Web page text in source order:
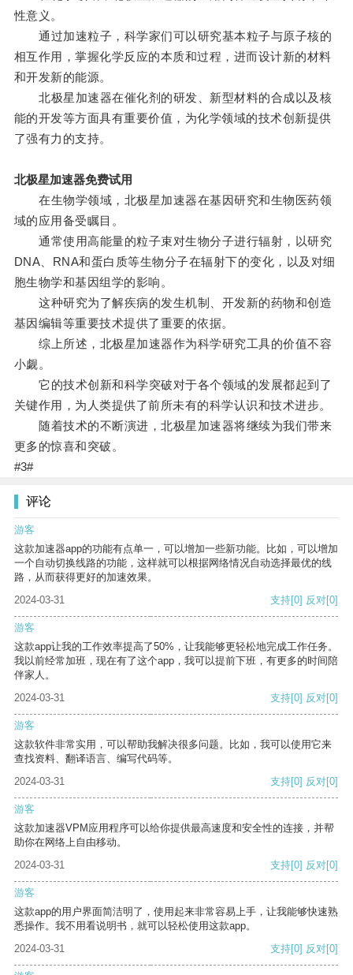
性意义。
通过加速粒子，科学家们可以研究基本粒子与原子核的
相互作用，掌握化学反应的本质和过程，进而设计新的材料
和开发新的能源。
北极星加速器在催化剂的研发、新型材料的合成以及核
能的开发等方面具有重要价值，为化学领域的技术创新提供
了强有力的支持。
北极星加速器免费试用
在生物学领域，北极星加速器在基因研究和生物医药领
域的应用备受瞩目。
通常使用高能量的粒子束对生物分子进行辐射，以研究
DNA、RNA和蛋白质等生物分子在辐射下的变化，以及对细
胞生物学和基因组学的影响。
这种研究为了解疾病的发生机制、开发新的药物和创造
基因编辑等重要技术提供了重要的依据。
综上所述，北极星加速器作为科学研究工具的价值不容
小觑。
它的技术创新和科学突破对于各个领域的发展都起到了
关键作用，为人类提供了前所未有的科学认识和技术进步。
随着技术的不断演进，北极星加速器将继续为我们带来
更多的惊喜和突破。
#3#
评论
游客
这款加速器app的功能有点单一，可以增加一些新功能。比如，可以增加
一个自动切换线路的功能，这样就可以根据网络情况自动选择最优的线
路，从而获得更好的加速效果。
2024-03-31
支持[0] 反对[0]
游客
这款app让我的工作效率提高了50%，让我能够更轻松地完成工作任务。
我以前经常加班，现在有了这个app，我可以提前下班，有更多的时间陪
伴家人。
2024-03-31
支持[0] 反对[0]
游客
这款软件非常实用，可以帮助我解决很多问题。比如，我可以使用它来
查找资料、翻译语言、编写代码等。
2024-03-31
支持[0] 反对[0]
游客
这款加速器VPM应用程序可以给你提供最高速度和安全性的连接，并帮
助你在网络上自由移动。
2024-03-31
支持[0] 反对[0]
游客
这款app的用户界面简洁明了，使用起来非常容易上手，让我能够快速熟
悉操作。我不用看说明书，就可以轻松使用这款app。
2024-03-31
支持[0] 反对[0]